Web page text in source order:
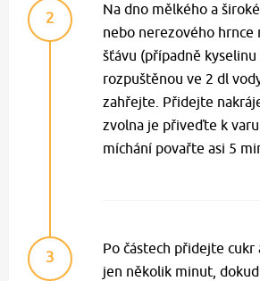
2
Na dno mělkého a
nebo nerezového
šťávu (případně
rozpuštěnou ve 2 dl
zahřejte. Přidejte
zvolna je přiveďte k
míchání povařte asi 5
3
Po částech přidejte cukr
jen několik minut,